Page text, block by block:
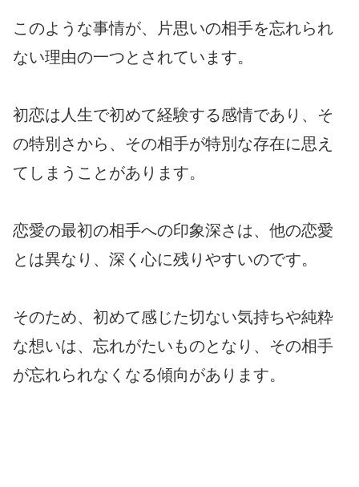
このような事情が、片思いの相手を忘れられ
ない理由の一つとされています。
初恋は人生で初めて経験する感情であり、そ
の特別さから、その相手が特別な存在に思え
てしまうことがあります。
恋愛の最初の相手への印象深さは、他の恋愛
とは異なり、深く心に残りやすいのです。
そのため、初めて感じた切ない気持ちや純粋
な想いは、忘れがたいものとなり、その相手
が忘れられなくなる傾向があります。